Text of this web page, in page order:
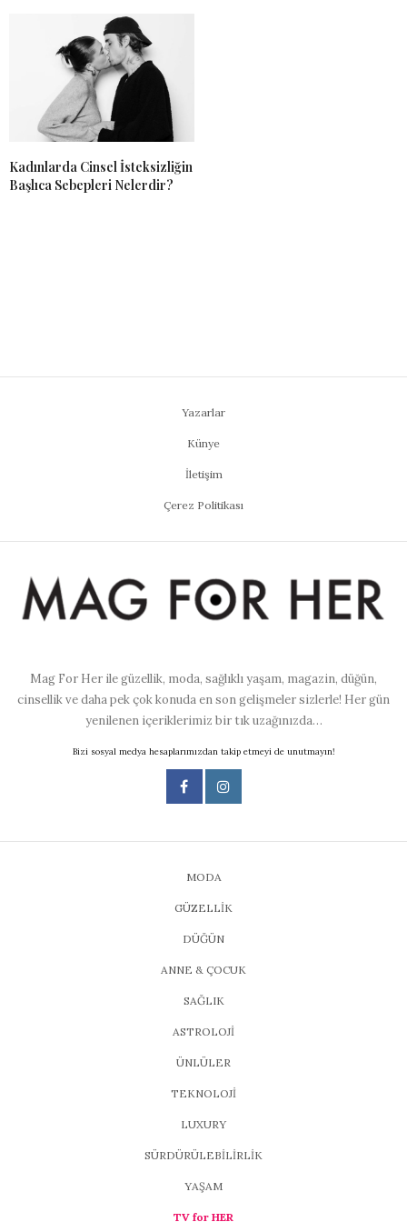
Kadınlarda Cinsel İsteksizliğin
Başlıca Sebepleri Nelerdir?
Yazarlar
Künye
İletişim
Çerez Politikası
Mag For Her ile güzellik, moda, sağlıklı yaşam, magazin, düğün,
cinsellik ve daha pek çok konuda en son gelişmeler sizlerle! Her gün
yenilenen içeriklerimiz bir tık uzağınızda…
Bizi sosyal medya hesaplarımızdan takip etmeyi de unutmayın!
MODA
GÜZELLİK
DÜĞÜN
ANNE & ÇOCUK
SAĞLIK
ASTROLOJİ
ÜNLÜLER
TEKNOLOJİ
LUXURY
SÜRDÜRÜLEBİLİRLİK
YAŞAM
TV for HER